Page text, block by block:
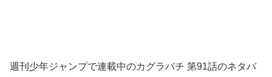
週刊少年ジャンプで連載中のカグラバチ 第91話のネタバ